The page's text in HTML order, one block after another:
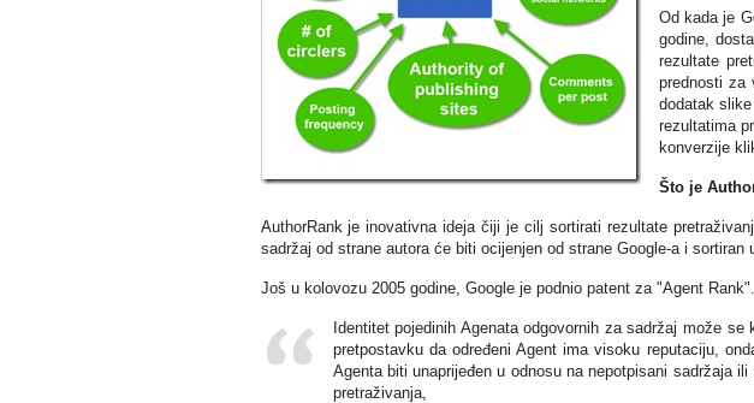
Od kada je
godine,
rezultate
prednosti za
dodatak
rezultatima
konverzije
Što je
AuthorRank je inovativna ideja čiji je cilj sortirati rezultate
sadržaj od strane autora će biti ocijenjen od strane Google-a i
Još u kolovozu 2005 godine, Google je podnio patent za "Agent Rank".
Identitet pojedinih Agenata odgovornih za sadržaj može
pretpostavku da određeni Agent ima visoku reputaciju,
Agenta biti unaprijeđen u odnosu na nepotpisani sadržaja
pretraživanja,